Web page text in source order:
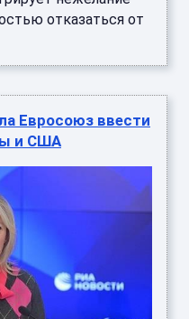
отказаться от
Евросоюз ввести
и США